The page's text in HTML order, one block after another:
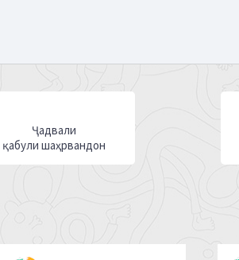
Ҷадвали
қабули шаҳрвандон